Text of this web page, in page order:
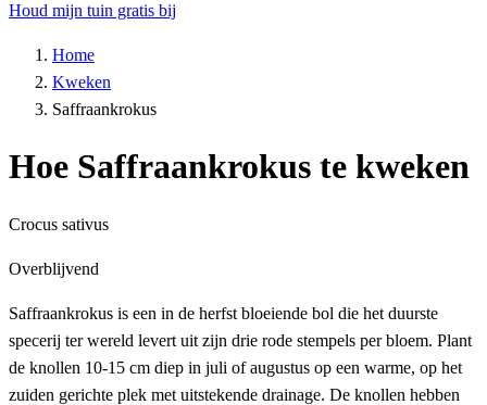
Houd mijn tuin gratis bij
Home
Kweken
Saffraankrokus
Hoe Saffraankrokus te kweken
Crocus sativus
Overblijvend
Saffraankrokus is een in de herfst bloeiende bol die het duurste
specerij ter wereld levert uit zijn drie rode stempels per bloem. Plant
de knollen 10-15 cm diep in juli of augustus op een warme, op het
zuiden gerichte plek met uitstekende drainage. De knollen hebben